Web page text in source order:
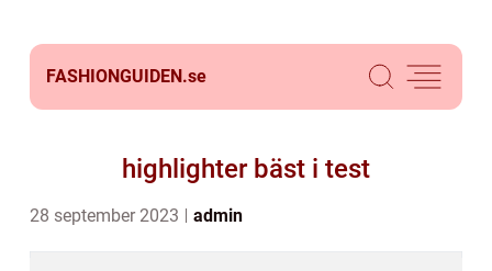
FASHIONGUIDEN.se
highlighter bäst i test
28 september 2023 admin